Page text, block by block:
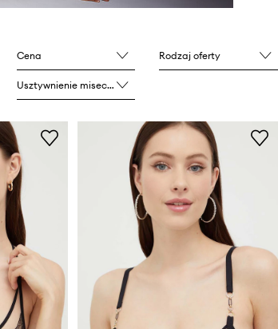
Cena Rodzaj oferty
Usztywnienie miseczki